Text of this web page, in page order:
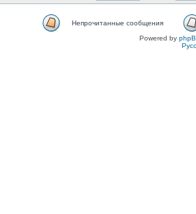
Непрочитанные сообщения
Powered by